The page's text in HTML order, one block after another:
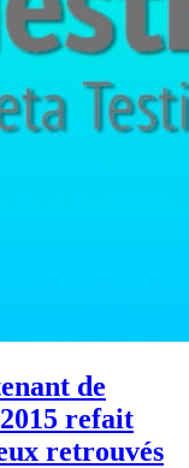
de
refait
retrouvés